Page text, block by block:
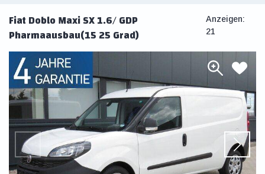
Über die Firma
fiat Doblo Maxi SX 1.6/ GDP
Pharmaausbau(15 25 Grad)
Anzeigen:
21